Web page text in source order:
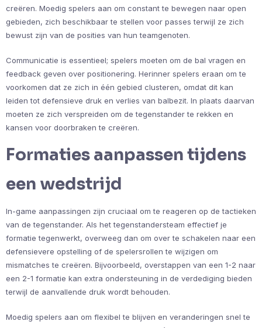
creëren. Moedig spelers aan om constant te bewegen naar open
gebieden, zich beschikbaar te stellen voor passes terwijl ze zich
bewust zijn van de posities van hun teamgenoten.
Communicatie is essentieel; spelers moeten om de bal vragen en
feedback geven over positionering. Herinner spelers eraan om te
voorkomen dat ze zich in één gebied clusteren, omdat dit kan
leiden tot defensieve druk en verlies van balbezit. In plaats daarvan
moeten ze zich verspreiden om de tegenstander te rekken en
kansen voor doorbraken te creëren.
Formaties aanpassen tijdens
een wedstrijd
In-game aanpassingen zijn cruciaal om te reageren op de tactieken
van de tegenstander. Als het tegenstandersteam effectief je
formatie tegenwerkt, overweeg dan om over te schakelen naar een
defensievere opstelling of de spelersrollen te wijzigen om
mismatches te creëren. Bijvoorbeeld, overstappen van een 1-2 naar
een 2-1 formatie kan extra ondersteuning in de verdediging bieden
terwijl de aanvallende druk wordt behouden.
Moedig spelers aan om flexibel te blijven en veranderingen snel te